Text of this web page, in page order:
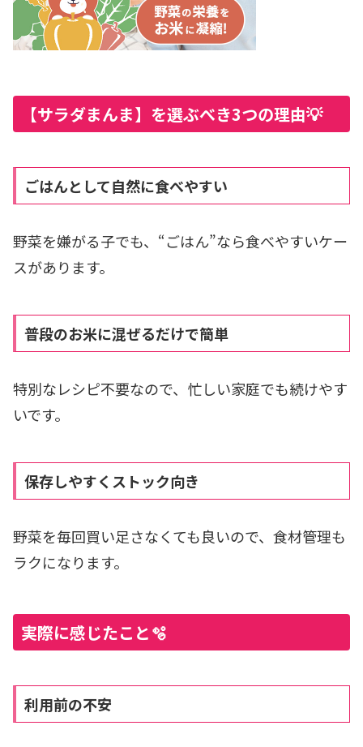
【サラダまんま】を選ぶべき3つの理由💡
ごはんとして自然に食べやすい
野菜を嫌がる子でも、“ごはん”なら食べやすいケー
スがあります。
普段のお米に混ぜるだけで簡単
特別なレシピ不要なので、忙しい家庭でも続けやす
いです。
保存しやすくストック向き
野菜を毎回買い足さなくても良いので、食材管理も
ラクになります。
実際に感じたこと🫧
利用前の不安